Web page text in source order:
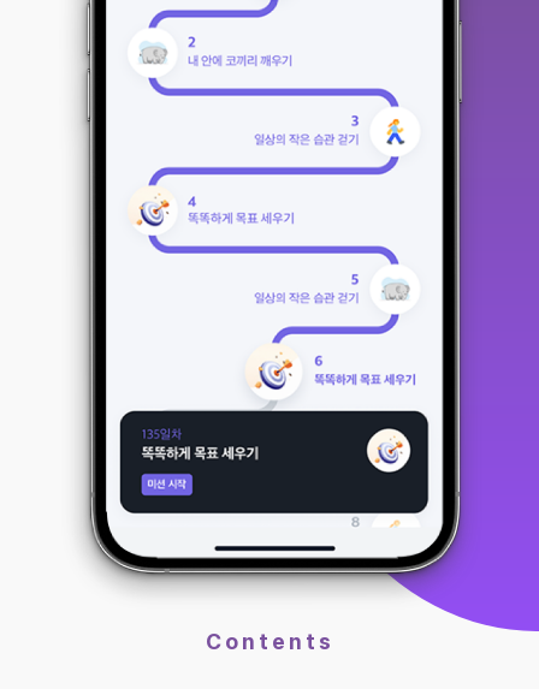
Contents